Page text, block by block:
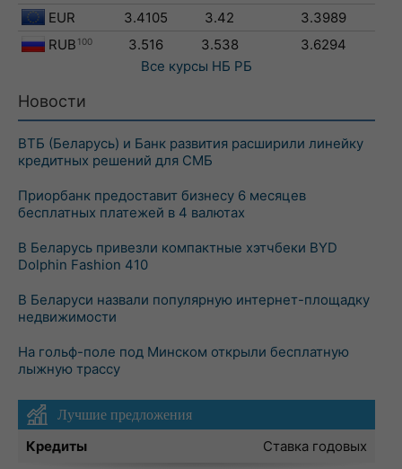
EUR
3.4105 3.42
3.3989
RUB 100 3.516 3.538
3.6294
Все курсы НБ РБ
Новости
ВТБ (Беларусь) и Банк развития расширили линейку
кредитных решений для СМБ
Приорбанк предоставит бизнесу 6 месяцев
бесплатных платежей в 4 валютах
В Беларусь привезли компактные хэтчбеки BYD
Dolphin Fashion 410
В Беларуси назвали популярную интернет-площадку
недвижимости
На гольф-поле под Минском открыли бесплатную
лыжную трассу
Лучшие предложения
Кредиты
Ставка годовых